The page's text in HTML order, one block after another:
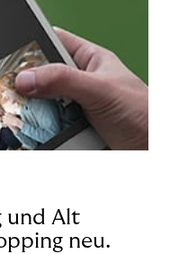
und Alt
neu.